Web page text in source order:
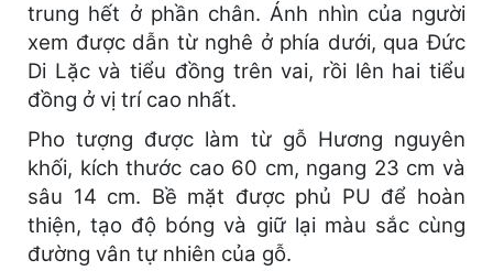
trung hết ở phần chân. Ánh nhìn của người
xem được dẫn từ nghê ở phía dưới, qua Đức
Di Lặc và tiểu đồng trên vai, rồi lên hai tiểu
đồng ở vị trí cao nhất.
Pho tượng được làm từ gỗ Hương nguyên
khối, kích thước cao 60 cm, ngang 23 cm và
sâu 14 cm. Bề mặt được phủ PU để hoàn
thiện, tạo độ bóng và giữ lại màu sắc cùng
đường vân tự nhiên của gỗ.